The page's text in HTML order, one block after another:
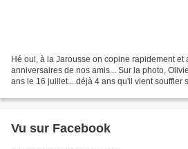
Hé oui, à la Jarousse on copine rapidement et
anniversaires de nos amis... Sur la photo,
ans le 16 juillet....déjà 4 ans qu'il vient souffler
Vu sur Facebook